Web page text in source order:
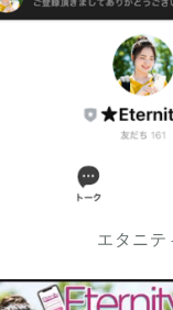
エタニテ